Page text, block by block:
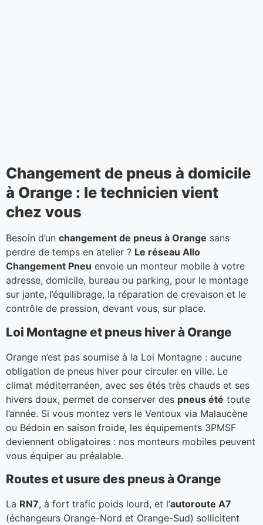
Changement de pneus à domicile
à Orange : le technicien vient
chez vous
Besoin d’un changement de pneus à Orange sans
perdre de temps en atelier ? Le réseau Allo
Changement Pneu envoie un monteur mobile à votre
adresse, domicile, bureau ou parking, pour le montage
sur jante, l’équilibrage, la réparation de crevaison et le
contrôle de pression, devant vous, sur place.
Loi Montagne et pneus hiver à Orange
Orange n’est pas soumise à la Loi Montagne : aucune
obligation de pneus hiver pour circuler en ville. Le
climat méditerranéen, avec ses étés très chauds et ses
hivers doux, permet de conserver des pneus été toute
l’année. Si vous montez vers le Ventoux via Malaucène
ou Bédoin en saison froide, les équipements 3PMSF
deviennent obligatoires : nos monteurs mobiles peuvent
vous équiper au préalable.
Routes et usure des pneus à Orange
La RN7, à fort trafic poids lourd, et l’autoroute A7
(échangeurs Orange-Nord et Orange-Sud) sollicitent